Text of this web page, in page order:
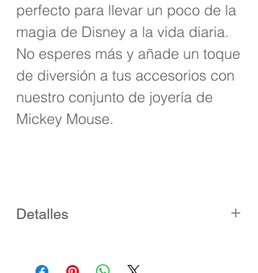
perfecto para llevar un poco de la
magia de Disney a la vida diaria.
No esperes más y añade un toque
de diversión a tus accesorios con
nuestro conjunto de joyería de
Mickey Mouse.
Detalles
Dimensiones del colgante: 2.8 x 4